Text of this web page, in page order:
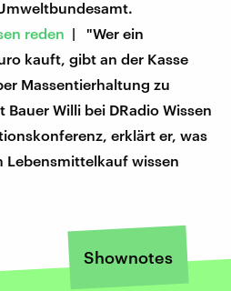
reden | "Wer ein
kauft, gibt an der Kasse
Massentierhaltung zu
Willi bei DRadio Wissen
erklärt er, was
Lebensmittelkauf wissen
Shownotes